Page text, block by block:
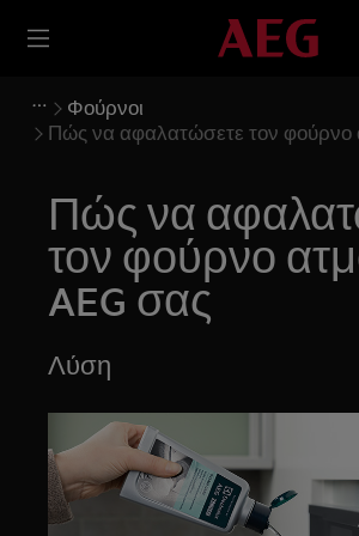
Φούρνοι
Πώς να αφαλατώσετε τον φούρνο
Πώς να
τον φούρνο
AEG σας
Λύση